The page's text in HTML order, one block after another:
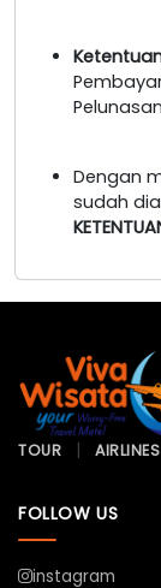
Dengan
sudah
TOUR AIRLINES
FOLLOW US
instagram